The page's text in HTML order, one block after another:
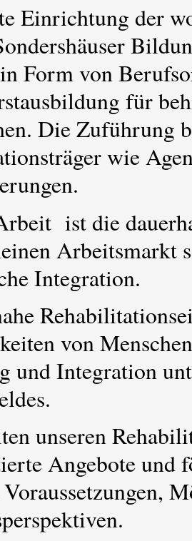
Einrichtung der
Form von
für
Die Zuführung
wie
ist die
Arbeitsmarkt
Integration.
von
und Integration
unseren
Angebote und